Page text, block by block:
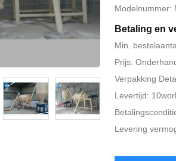
Modelnummer:
Betaling en
Min.
Prijs:
Verpakking
Levertijd:
Levering